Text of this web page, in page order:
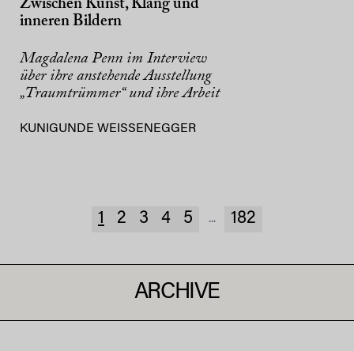
Zwischen Kunst, Klang und
inneren Bildern
Magdalena Penn im Interview
über ihre anstehende Ausstellung
„Traumtrümmer“ und ihre Arbeit
KUNIGUNDE WEISSENEGGER
1 2 3 4 5 ... 182
ARCHIVE